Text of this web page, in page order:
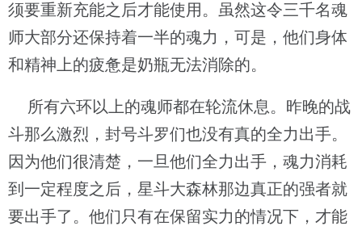
须要重新充能之后才能使用。虽然这令三千名魂
师大部分还保持着一半的魂力，可是，他们身体
和精神上的疲惫是奶瓶无法消除的。
所有六环以上的魂师都在轮流休息。昨晚的战
斗那么激烈，封号斗罗们也没有真的全力出手。
因为他们很清楚，一旦他们全力出手，魂力消耗
到一定程度之后，星斗大森林那边真正的强者就
要出手了。他们只有在保留实力的情况下，才能